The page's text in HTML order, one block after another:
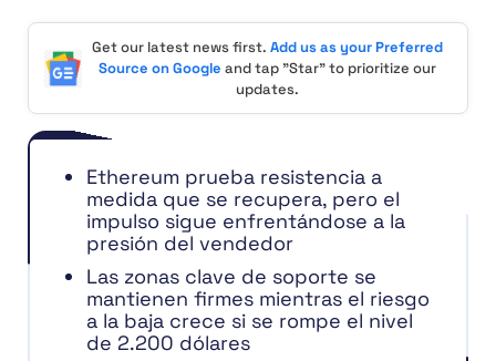
Get our latest news first. Add us as your Preferred
Source on Google and tap "Star" to prioritize our
updates.
Ethereum prueba resistencia a
medida que se recupera, pero el
impulso sigue enfrentándose a la
presión del vendedor
Las zonas clave de soporte se
mantienen firmes mientras el riesgo
a la baja crece si se rompe el nivel
de 2.200 dólares